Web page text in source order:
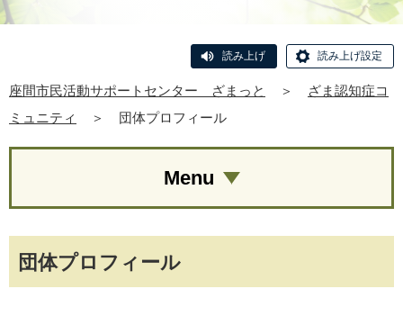
読み上げ 読み上げ設定
座間市民活動サポートセンター ざまっと ＞
ざま認知症コ
ミュニティ
＞ 団体プロフィール
団体プロフィール
Menu